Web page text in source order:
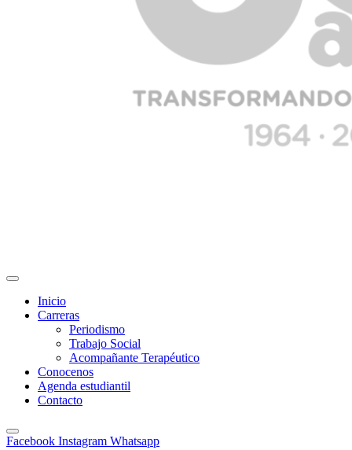
Inicio
Carreras
Periodismo
Trabajo Social
Acompañante Terapéutico
Conocenos
Agenda estudiantil
Contacto
Facebook Instagram Whatsapp